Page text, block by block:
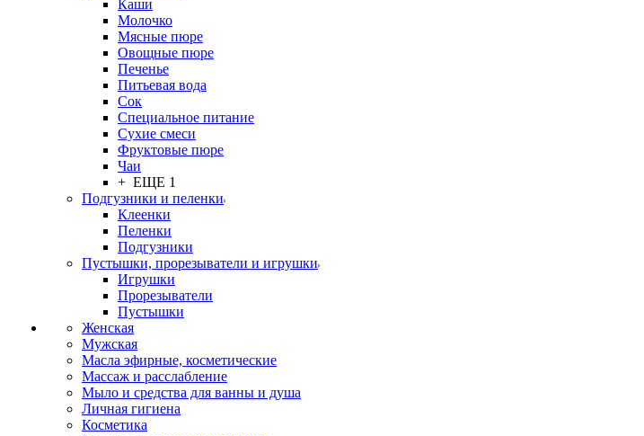
Каши
Молочко
Мясные пюре
Овощные пюре
Печенье
Питьевая вода
Сок
Специальное питание
Сухие смеси
Фруктовые пюре
Чаи
+ ЕЩЕ 1
Подгузники и пеленки
Клеенки
Пеленки
Подгузники
Пустышки, прорезыватели и игрушки
Игрушки
Прорезыватели
Пустышки
Женская
Мужская
Масла эфирные, косметические
Массаж и расслабление
Мыло и средства для ванны и душа
Личная гигиена
Косметика